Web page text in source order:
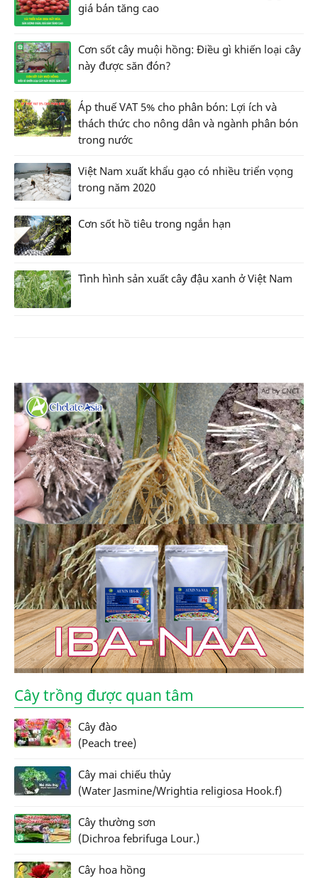
giá bán tăng cao
Cơn sốt cây muội hồng: Điều gì khiến loại cây
này được săn đón?
Áp thuế VAT 5% cho phân bón: Lợi ích và
thách thức cho nông dân và ngành phân bón
trong nước
Việt Nam xuất khẩu gạo có nhiều triển vọng
trong năm 2020
Cơn sốt hồ tiêu trong ngắn hạn
Tình hình sản xuất cây đậu xanh ở Việt Nam
Ad by CNCT
Cây trồng được quan tâm
Cây đào
(Peach tree)
Cây mai chiếu thủy
(Water Jasmine/Wrightia religiosa Hook.f)
Cây thường sơn
(Dichroa febrifuga Lour.)
Cây hoa hồng